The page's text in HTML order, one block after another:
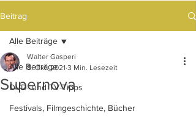
Beitrag
Alle Beiträge
DVD- und TV-Tipps
Festivals, Filmgeschichte, Bücher
Alle Beiträge
Supernova
Walter Gasperi
8. Okt. 2021 3 Min. Lesezeit